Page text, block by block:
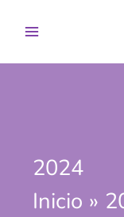
2024
Inicio